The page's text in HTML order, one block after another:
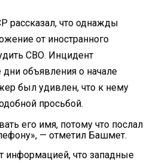
рассказал, что однажды
от иностранного
СВО. Инцидент
объявления о начале
был удивлен, что к нему
просьбой.
его имя, потому что послал
— отметил Башмет.
информацией, что западные